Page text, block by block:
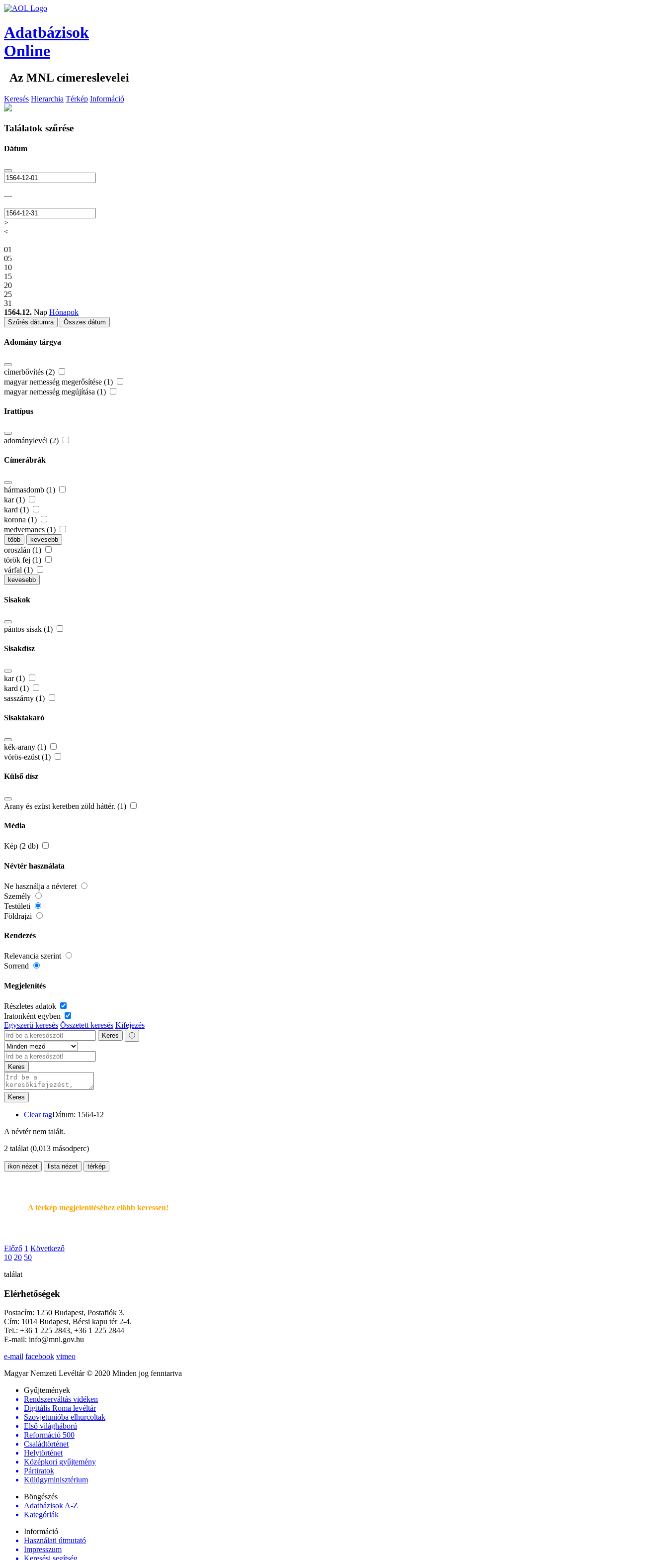
Adatbázisok
Online
Az MNL címereslevelei
Keresés Hierarchia Térkép Információ
Találatok szűrése
Dátum
—
>
<
01
05
10
15
20
25
31
1564.12. Nap Hónapok
Szűrés dátumra Összes dátum
Adomány tárgya
címerbővítés (2)
magyar nemesség megerősítése (1)
magyar nemesség megújítása (1)
Irattípus
adománylevél (2)
Címerábrák
hármasdomb (1)
kar (1)
kard (1)
korona (1)
medvemancs (1)
több kevesebb
oroszlán (1)
török fej (1)
várfal (1)
kevesebb
Sisakok
pántos sisak (1)
Sisakdísz
kar (1)
kard (1)
sasszárny (1)
Sisaktakaró
kék-arany (1)
vörös-ezüst (1)
Külső dísz
Arany és ezüst keretben zöld háttér. (1)
Média
Kép (2 db)
Névtér használata
Ne használja a névteret
Személy
Testületi
Földrajzi
Rendezés
Relevancia szerint
Sorrend
Megjelenítés
Részletes adatok
Iratonként egyben
Egyszerű keresés Összetett keresés Kifejezés
Keres ⓘ
Keres
Keres
Clear tagDátum: 1564-12
A névtér nem talált.
2 találat (0,013 másodperc)
ikon nézet lista nézet térkép
A térkép megjelenítéséhez elöbb keressen!
Előző 1 Következő
10 20 50
találat
Elérhetőségek
Postacím: 1250 Budapest, Postafiók 3.
Cím: 1014 Budapest, Bécsi kapu tér 2-4.
Tel.: +36 1 225 2843, +36 1 225 2844
E-mail: info@mnl.gov.hu
e-mail facebook vimeo
Magyar Nemzeti Levéltár © 2020 Minden jog fenntartva
Gyűjtemények
Rendszerváltás vidéken
Digitális Roma levéltár
Szovjetunióba elhurcoltak
Első világháború
Reformáció 500
Családtörténet
Helytörténet
Középkori gyűjtemény
Pártiratok
Külügyminisztérium
Böngészés
Adatbázisok A-Z
Kategóriák
Információ
Használati útmutató
Impresszum